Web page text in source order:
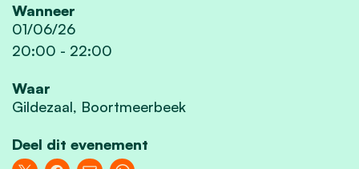
Wanneer
01/06/26
20:00 - 22:00
Waar
Gildezaal, Boortmeerbeek
Deel dit evenement